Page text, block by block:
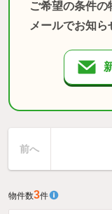
ご希望の条件の
メールでお知ら
前へ
物件数3件